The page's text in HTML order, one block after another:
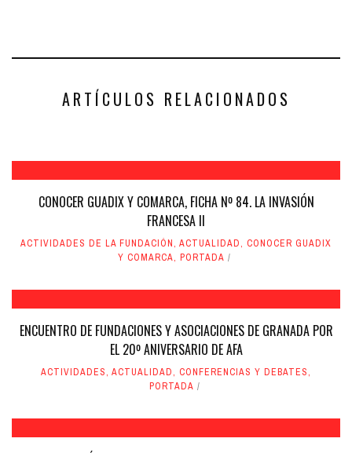
para
en en
ARTÍCULOS RELACIONADOS
CONOCER GUADIX Y COMARCA, FICHA Nº 84. LA INVASIÓN
FRANCESA II
ACTIVIDADES DE LA FUNDACIÓN, ACTUALIDAD, CONOCER GUADIX
Y COMARCA, PORTADA
ENCUENTRO DE FUNDACIONES Y ASOCIACIONES DE GRANADA POR
EL 20º ANIVERSARIO DE AFA
ACTIVIDADES, ACTUALIDAD, CONFERENCIAS Y DEBATES,
PORTADA